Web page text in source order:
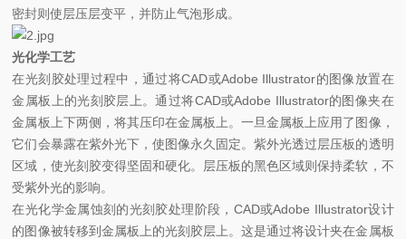
密封则使层压层变平，并防止气泡形成。
光化学工艺
在光刻胶处理过程中，通过将CAD或Adobe Illustrator的图像放置在
金属板上的光刻胶层上。通过将CAD或Adobe Illustrator的图像夹在
金属板上下两侧，将其压印在金属板上。一旦金属板上应用了图像，
它们会暴露在紫外光下，使图像永久固定。紫外光透过层压板的透明
区域，使光刻胶变得坚固和硬化。层压板的黑色区域则保持柔软，不
受紫外光的影响。
在光化学金属蚀刻的光刻胶处理阶段，CAD或Adobe Illustrator设计
的图像被转移到金属板上的光刻胶层上。这是通过将设计夹在金属板